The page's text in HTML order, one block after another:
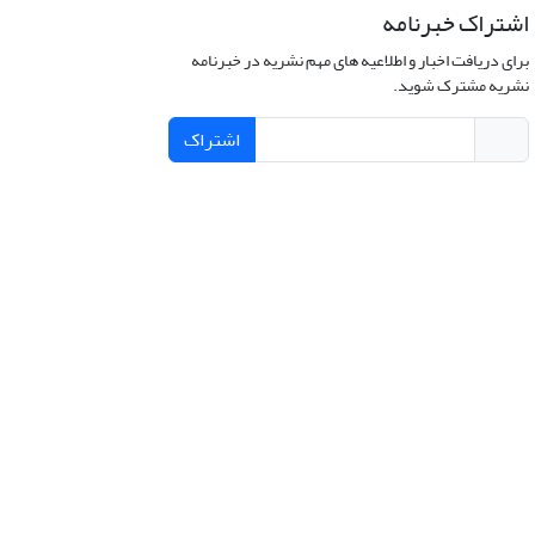
اشتراک خبرنامه
برای دریافت اخبار و اطلاعیه های مهم نشریه در خبرنامه
نشریه مشترک شوید.
اشتراک